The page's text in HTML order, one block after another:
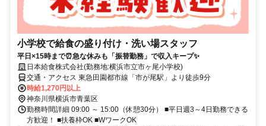
小学校で給食の盛り付け・洗い場スタッフ
平日×15時まで⏰急な休みも「振替勤務」で収入キープ✨
日本給食株式会社(勤務地:横浜市立市ヶ尾小学校)
交通・アクセス 東急田園都市線「市が尾駅」より徒歩9分
時給1,270円以上
神奈川県横浜市青葉区
勤務時間詳細 09:00 ～ 15:00（休憩30分） ■平日週3～4日勤務できる
方歓迎！ ■扶養枠OK ■WワークOK